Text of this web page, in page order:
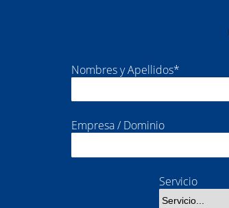
Nombres y Apellidos*
Empresa / Dominio
Servicio